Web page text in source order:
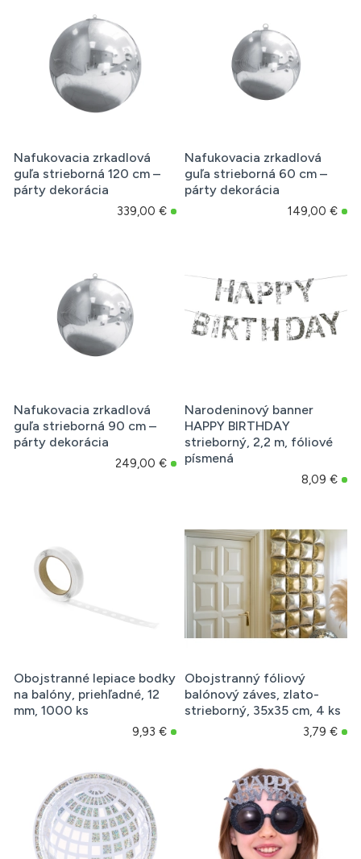
Nafukovacia zrkadlová
guľa strieborná 120 cm –
párty dekorácia
339,00 €
Nafukovacia zrkadlová
guľa strieborná 60 cm –
párty dekorácia
149,00 €
Nafukovacia zrkadlová
guľa strieborná 90 cm –
párty dekorácia
249,00 €
Narodeninový banner
HAPPY BIRTHDAY
strieborný, 2,2 m, fóliové
písmená
8,09 €
Obojstranné lepiace bodky
na balóny, priehľadné, 12
mm, 1000 ks
9,93 €
Obojstranný fóliový
balónový záves, zlato-
strieborný, 35x35 cm, 4 ks
3,79 €